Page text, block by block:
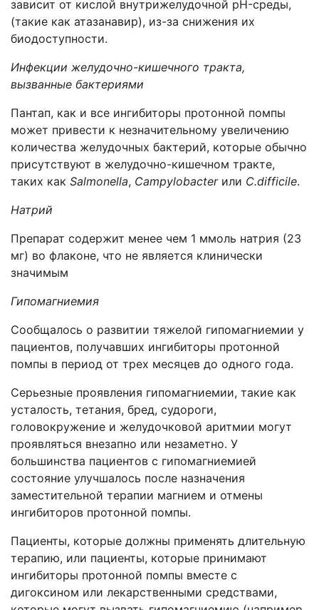
зависит от кислой внутрижелудочной pH-среды,
(такие как атазанавир), из-за снижения их
биодоступности.
Инфекции желудочно-кишечного тракта,
вызванные бактериями
Пантап, как и все ингибиторы протонной помпы
может привести к незначительному увеличению
количества желудочных бактерий, которые обычно
присутствуют в желудочно-кишечном тракте,
таких как Salmonella, Campylobacterили C.difficile.
Натрий
Препарат содержит менее чем 1 ммоль натрия (23
мг) во флаконе, что не является клинически
значимым
Гипомагниемия
Сообщалось о развитии тяжелой гипомагниемии у
пациентов, получавших ингибиторы протонной
помпы в период от трех месяцев до одного года.
Серьезные проявления гипомагниемии, такие как
усталость, тетания, бред, судороги,
головокружение и желудочковой аритмии могут
проявляться внезапно или незаметно. У
большинства пациентов с гипомагниемией
состояние улучшалось после назначения
заместительной терапии магнием и отмены
ингибиторов протонной помпы.
Пациенты, которые должны применять длительную
терапию, или пациенты, которые принимают
ингибиторы протонной помпы вместе с
дигоксином или лекарственными средствами,